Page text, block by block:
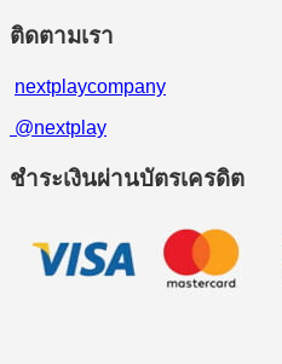
ติดตามเรา
nextplaycompany
@nextplay
ชำระเงินผ่านบัตรเครดิต